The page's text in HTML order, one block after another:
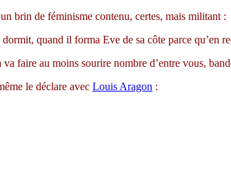
brin de féminisme contenu, certes, mais militant :
quand il forma Eve de sa côte parce qu’en
faire au moins sourire nombre d’entre vous,
le déclare avec Louis Aragon :